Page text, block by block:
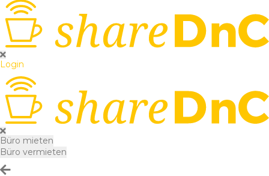
Login
Büro mieten
Büro vermieten